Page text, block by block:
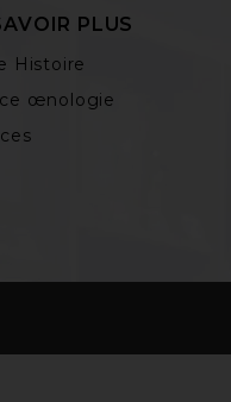
PLUS
Histoire
œnologie